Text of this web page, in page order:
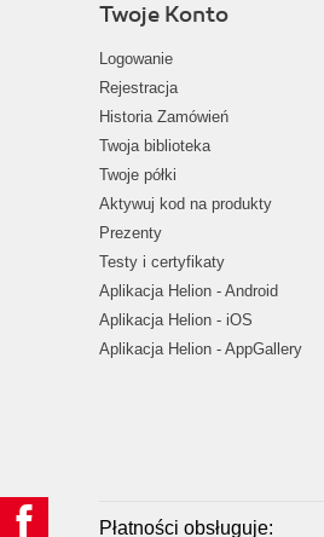
Twoje Konto
Logowanie
Rejestracja
Historia Zamówień
Twoja biblioteka
Twoje półki
Aktywuj kod na produkty
Prezenty
Testy i certyfikaty
Aplikacja Helion - Android
Aplikacja Helion - iOS
Aplikacja Helion - AppGallery
Płatności obsługuje: